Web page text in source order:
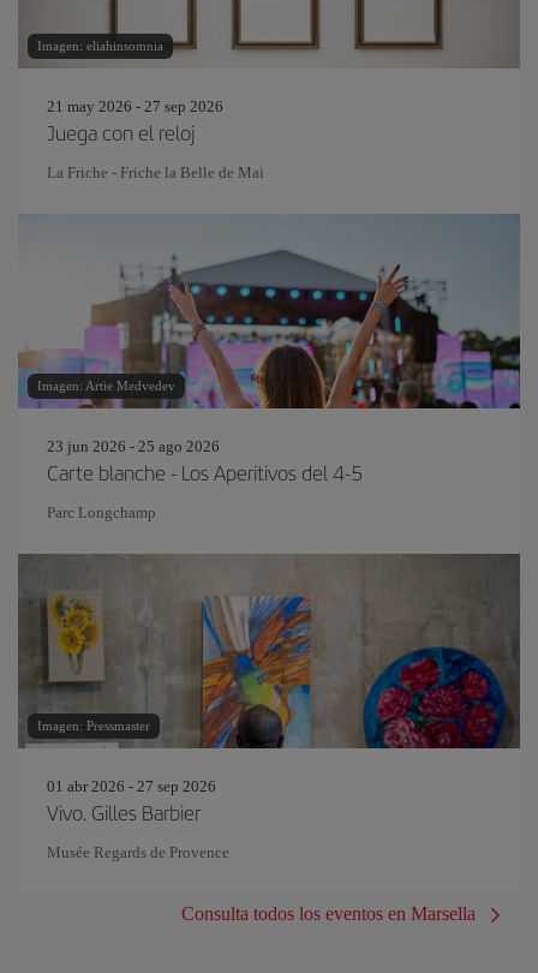
Imagen: eliahinsomnia
21 may 2026 - 27 sep 2026
Juega con el reloj
La Friche - Friche la Belle de Mai
Imagen: Artie Medvedev
23 jun 2026 - 25 ago 2026
Carte blanche - Los Aperitivos del 4-5
Parc Longchamp
Imagen: Pressmaster
01 abr 2026 - 27 sep 2026
Vivo. Gilles Barbier
Musée Regards de Provence
Consulta todos los eventos en Marsella